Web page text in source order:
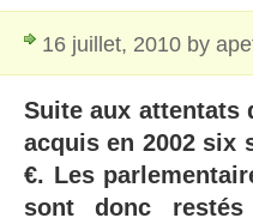
16 juillet, 2010 by
Suite aux attentats
acquis en 2002 six
€. Les
sont donc